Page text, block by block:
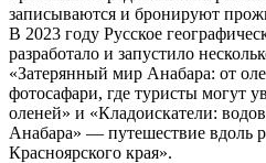
записываются и бронируют
В 2023 году Русское
разработало и запустило
«Затерянный мир Анабара: от
фотосафари, где туристы могут
оленей» и «Кладоискатели:
Анабара» — путешествие вдоль
Красноярского края».